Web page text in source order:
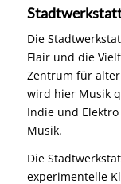
Die
Flair und die
Zentrum für
wird hier Musik
Indie und
Musik.
Die
experimentelle